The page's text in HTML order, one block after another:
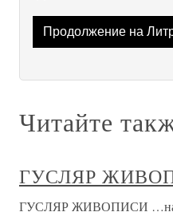
Продолжение на
Читайте
ГУСЛЯР
ГУСЛЯР ЖИВОПИСИ